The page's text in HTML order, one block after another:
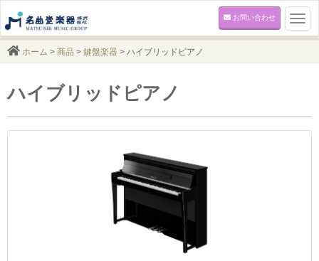
お問い合わせ
ホーム > 商品 > 鍵盤楽器 > ハイブリッドピアノ
ハイブリッドピアノ